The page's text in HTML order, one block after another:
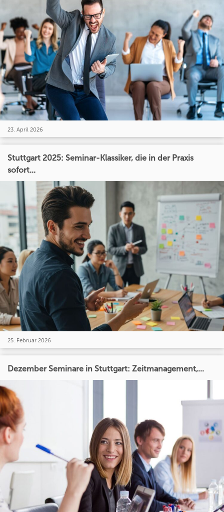
23. April 2026
Stuttgart 2025: Seminar-Klassiker, die in der Praxis
sofort...
25. Februar 2026
Dezember Seminare in Stuttgart: Zeitmanagement,...